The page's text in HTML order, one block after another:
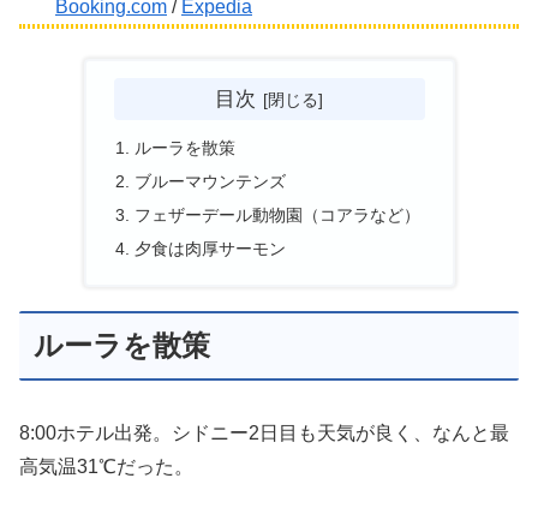
Booking.com / Expedia
目次
ルーラを散策
ブルーマウンテンズ
フェザーデール動物園（コアラなど）
夕食は肉厚サーモン
ルーラを散策
8:00ホテル出発。シドニー2日目も天気が良く、なんと最
高気温31℃だった。